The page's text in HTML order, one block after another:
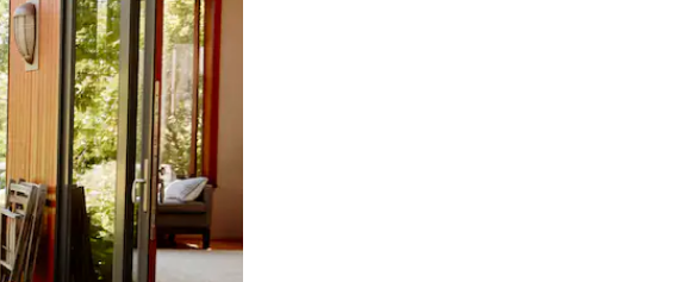
y hacia abajo, o bien tocando y deslizando la pantalla.